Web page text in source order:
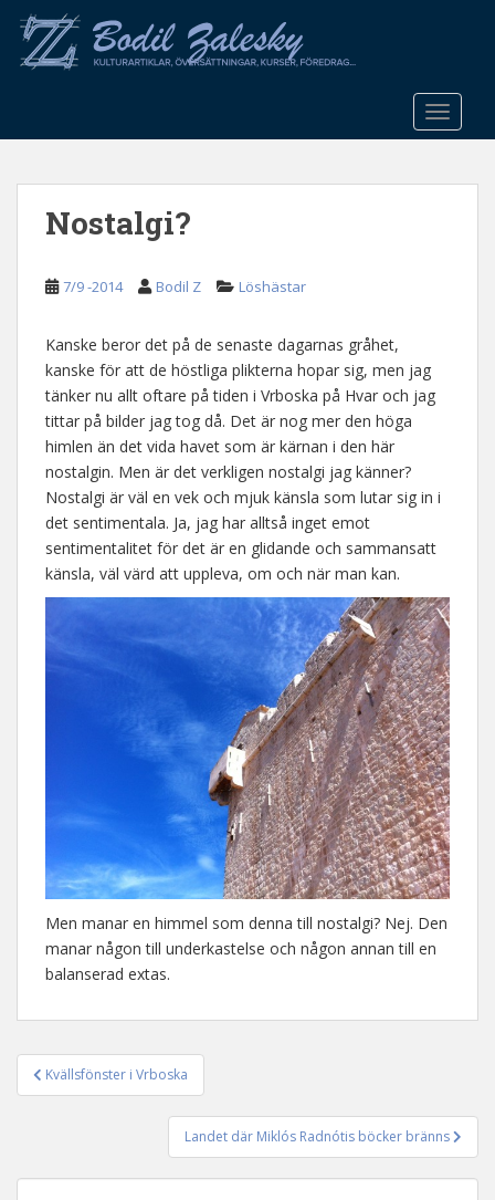
o
Nostalgi?
7/9 -2014 Bodil Z Löshästar
Kanske beror det på de senaste dagarnas gråhet,
kanske för att de höstliga plikterna hopar sig, men jag
tänker nu allt oftare på tiden i Vrboska på Hvar och jag
tittar på bilder jag tog då. Det är nog mer den höga
himlen än det vida havet som är kärnan i den här
nostalgin. Men är det verkligen nostalgi jag känner?
Nostalgi är väl en vek och mjuk känsla som lutar sig in i
det sentimentala. Ja, jag har alltså inget emot
sentimentalitet för det är en glidande och sammansatt
känsla, väl värd att uppleva, om och när man kan.
Men manar en himmel som denna till nostalgi? Nej. Den
manar någon till underkastelse och någon annan till en
balanserad extas.
Inläggsnavigering
Kvällsfönster i Vrboska
Landet där Miklós Radnótis böcker bränns